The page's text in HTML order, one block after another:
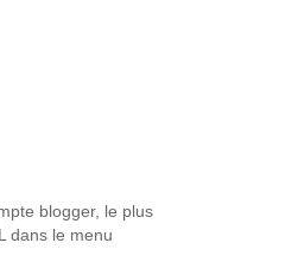
blogger, le plus
dans le menu